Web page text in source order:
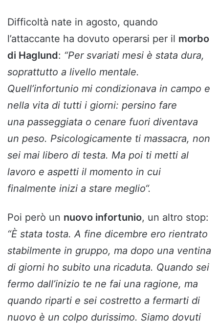
Difficoltà nate in agosto, quando
l’attaccante ha dovuto operarsi per il morbo
di Haglund: “Per svariati mesi è stata dura,
soprattutto a livello mentale.
Quell’infortunio mi condizionava in campo e
nella vita di tutti i giorni: persino fare
una passeggiata o cenare fuori diventava
un peso. Psicologicamente ti massacra, non
sei mai libero di testa. Ma poi ti metti al
lavoro e aspetti il momento in cui
finalmente inizi a stare meglio“.
Poi però un nuovo infortunio, un altro stop:
“È stata tosta. A fine dicembre ero rientrato
stabilmente in gruppo, ma dopo una ventina
di giorni ho subito una ricaduta. Quando sei
fermo dall’inizio te ne fai una ragione, ma
quando riparti e sei costretto a fermarti di
nuovo è un colpo durissimo. Siamo dovuti